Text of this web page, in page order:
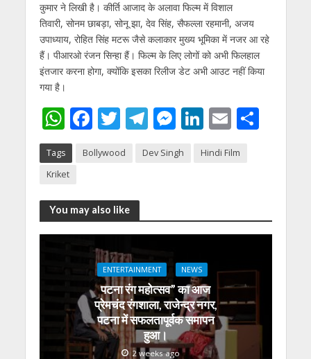
कुमार ने लिखी है। कीर्ति आजाद के अलावा फिल्‍म में विशाल
तिवारी, सोनम छाबड़ा, सोनू झा, देव सिंह, सैफल्‍ला रहमानी, अजय
उपाध्‍याय, रोहित सिंह मटरू जैसे कलाकार मुख्‍य भूमिका में नजर आ रहे
हैं। पीआरओ रंजन सिन्‍हा हैं। फिल्‍म के लिए लोगों को अभी फिलहाल
इंतजार करना होगा, क्‍योंकि इसका रिलीज डेट अभी आउट नहीं किया
गया है।
W
h
at
s
A
p
F
e
o
o
k
T
itt
T
e
m
M
ss
g
Li
k
n
E
ai
S
Tags Bollywood Dev Singh
Hindi Film
Kriket
You may also like
ENTERTAINMENT NEWS
पटना रंग महोत्सव” का आज
प्रेमचंद रंगशाला, राजेन्द्र नगर,
पटना में सफलतापूर्वक समापन
हुआ।
2 weeks ago